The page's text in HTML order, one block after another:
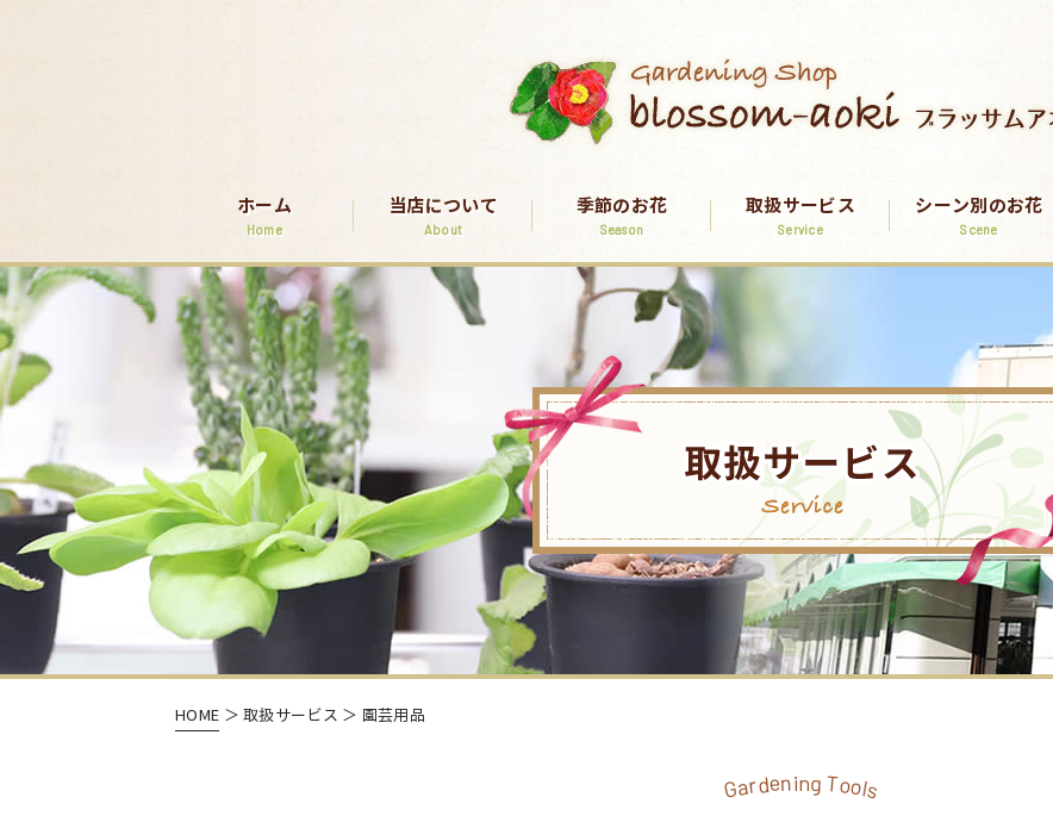
ホーム
Home
当店について
About
季節のお花
Season
取扱サービス
Service
シーン別のお花
Scene
HOME ＞ 取扱サービス ＞ 園芸用品
Gardening Tools